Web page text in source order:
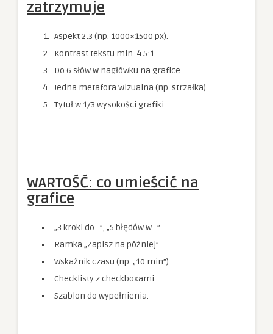
zatrzymuje
Aspekt 2:3 (np. 1000×1500 px).
Kontrast tekstu min. 4.5:1.
Do 6 słów w nagłówku na grafice.
Jedna metafora wizualna (np. strzałka).
Tytuł w 1/3 wysokości grafiki.
WARTOŚĆ: co umieścić na
grafice
„3 kroki do…”, „5 błędów w…”.
Ramka „Zapisz na później”.
Wskaźnik czasu (np. „10 min”).
Checklisty z checkboxami.
Szablon do wypełnienia.